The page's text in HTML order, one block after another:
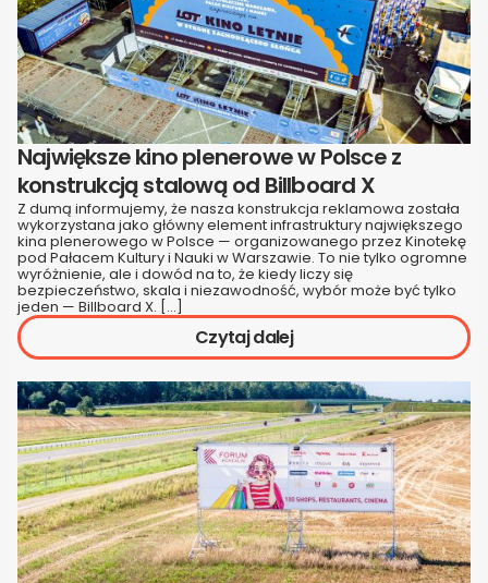
Największe kino plenerowe w Polsce z
konstrukcją stalową od Billboard X
Z dumą informujemy, że nasza konstrukcja reklamowa została
wykorzystana jako główny element infrastruktury największego
kina plenerowego w Polsce — organizowanego przez Kinotekę
pod Pałacem Kultury i Nauki w Warszawie. To nie tylko ogromne
wyróżnienie, ale i dowód na to, że kiedy liczy się
bezpieczeństwo, skala i niezawodność, wybór może być tylko
jeden — Billboard X. […]
Czytaj dalej